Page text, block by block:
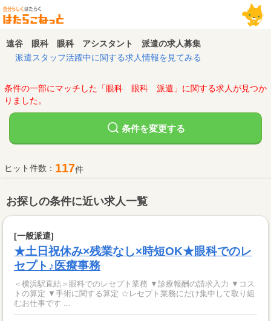
遠谷 眼科 眼科 アシスタント 派遣の求人募集
派遣スタッフ活躍中に関する求人情報を見てみる
条件の一部にマッチした「眼科 眼科 派遣」に関する求人が見つか
りました。
条件を変更する
ヒット件数： 117件
お探しの条件に近い求人一覧
[一般派遣]
★土日祝休み×残業なし×時短OK★眼科でのレ
セプト♪医療事務
＜横浜駅直結＞眼科でのレセプト業務 ▼診療報酬の請求入力 ▼コス
トの算定 ▼手術に関する算定 ☆レセプト業務にだけ集中して取り組
むお仕事です ...